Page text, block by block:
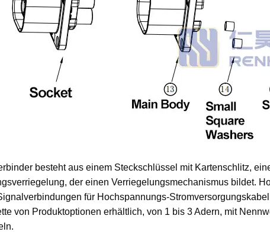
besteht aus einem Steckschlüssel mit Kartenschlitz,
der einen Verriegelungsmechanismus bildet.
für Hochspannungs-
von Produktoptionen erhältlich, von 1 bis 3 Adern, mit